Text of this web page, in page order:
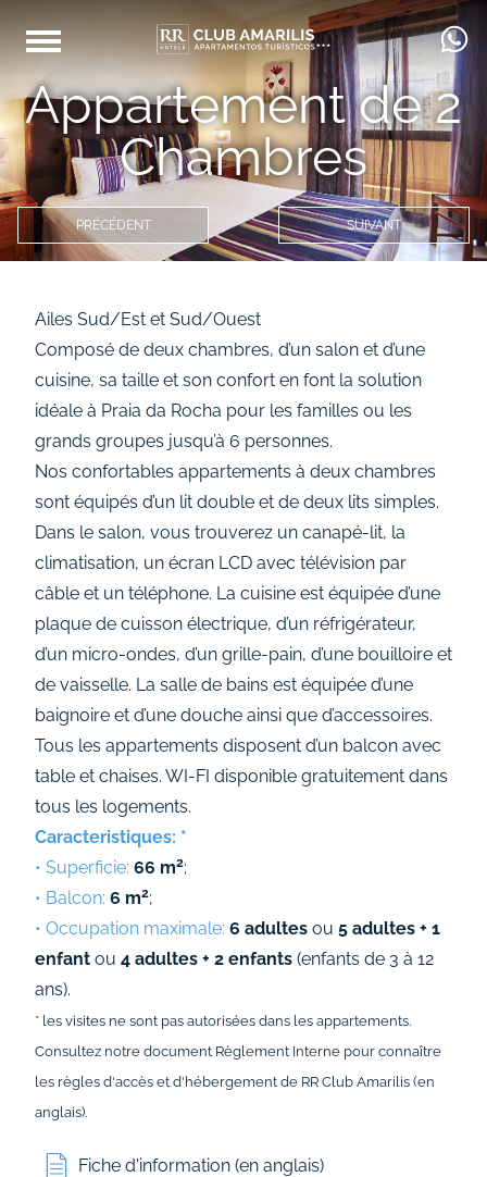
Appartement de 2
Chambres
PRÉCÉDENT SUIVANT
Ailes Sud/Est et Sud/Ouest
Composé de deux chambres, d’un salon et d’une
cuisine, sa taille et son confort en font la solution
idéale à Praia da Rocha pour les familles ou les
grands groupes jusqu’à 6 personnes.
Nos confortables appartements à deux chambres
sont équipés d’un lit double et de deux lits simples.
Dans le salon, vous trouverez un canapé-lit, la
climatisation, un écran LCD avec télévision par
câble et un téléphone. La cuisine est équipée d’une
plaque de cuisson électrique, d’un réfrigérateur,
d’un micro-ondes, d’un grille-pain, d’une bouilloire et
de vaisselle. La salle de bains est équipée d’une
baignoire et d’une douche ainsi que d’accessoires.
Tous les appartements disposent d’un balcon avec
table et chaises. WI-FI disponible gratuitement dans
tous les logements.
Caracteristiques: *
• Superficie: 66 m2;
• Balcon: 6 m2;
• Occupation maximale: 6 adultes ou 5 adultes + 1
enfant ou 4 adultes + 2 enfants (enfants de 3 à 12
ans).
* les visites ne sont pas autorisées dans les appartements.
Consultez notre document Règlement Interne pour connaître
les règles d'accès et d'hébergement de RR Club Amarilis (en
anglais).
Fiche d'information (en anglais)